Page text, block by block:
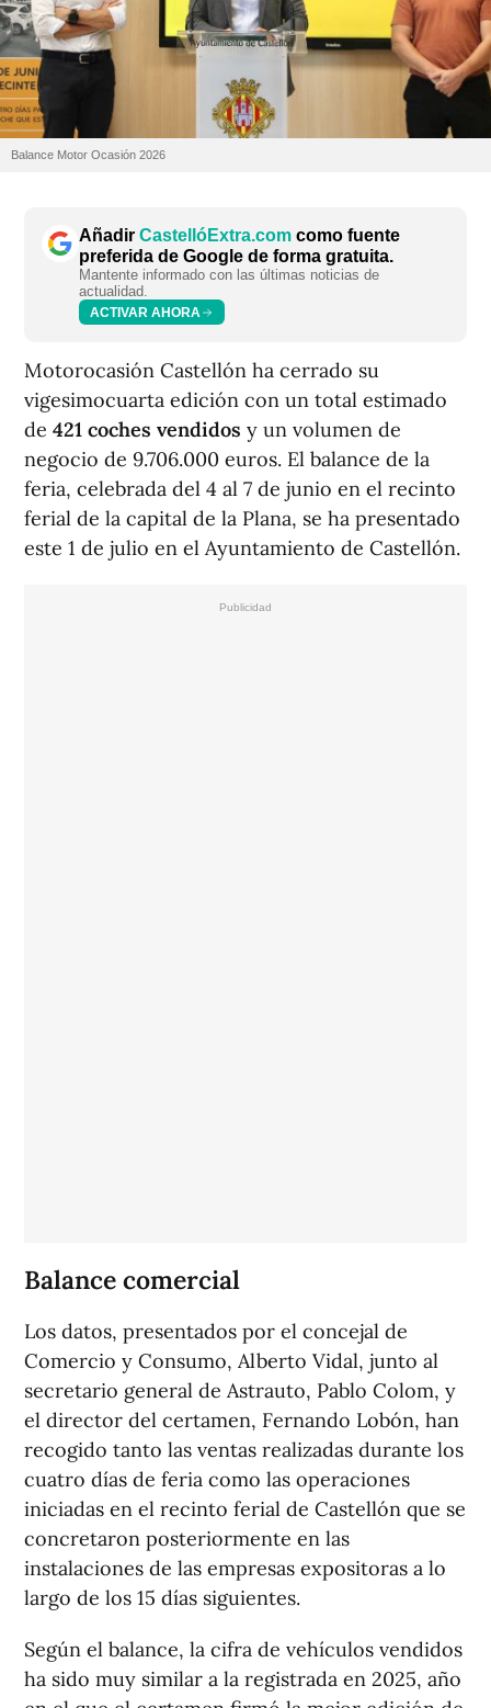
Balance Motor Ocasión 2026
Añadir CastellóExtra.com como fuente
preferida de Google de forma gratuita.
Mantente informado con las últimas noticias de
actualidad.
ACTIVAR AHORA
Motorocasión Castellón ha cerrado su
vigesimocuarta edición con un total estimado
de 421 coches vendidos y un volumen de
negocio de 9.706.000 euros. El balance de la
feria, celebrada del 4 al 7 de junio en el recinto
ferial de la capital de la Plana, se ha presentado
este 1 de julio en el Ayuntamiento de Castellón.
Balance comercial
Los datos, presentados por el concejal de
Comercio y Consumo, Alberto Vidal, junto al
secretario general de Astrauto, Pablo Colom, y
el director del certamen, Fernando Lobón, han
recogido tanto las ventas realizadas durante los
cuatro días de feria como las operaciones
iniciadas en el recinto ferial de Castellón que se
concretaron posteriormente en las
instalaciones de las empresas expositoras a lo
largo de los 15 días siguientes.
Según el balance, la cifra de vehículos vendidos
ha sido muy similar a la registrada en 2025, año